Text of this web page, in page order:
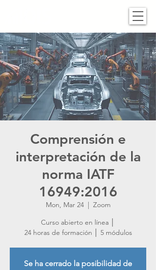
Comprensión e
interpretación de la
norma IATF
16949:2016
Mon, Mar 24
  |
Zoom
Curso abierto en línea │
24 horas de formación │ 5 módulos
Se ha cerrado la posibilidad de